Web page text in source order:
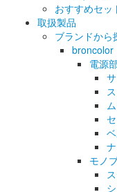
おすすめセッ
取扱製品
ブランドから
broncolor
電源
モノ